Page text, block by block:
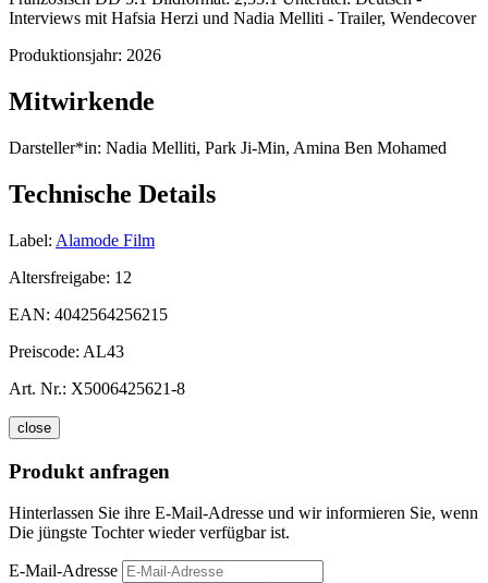
Interviews mit Hafsia Herzi und Nadia Melliti - Trailer, Wendecover
Produktionsjahr: 2026
Mitwirkende
Darsteller*in: Nadia Melliti, Park Ji-Min, Amina Ben Mohamed
Technische Details
Label: Alamode Film
Altersfreigabe: 12
EAN: 4042564256215
Preiscode: AL43
Art. Nr.: X5006425621-8
close
Produkt anfragen
Hinterlassen Sie ihre E-Mail-Adresse und wir informieren Sie, wenn
Die jüngste Tochter wieder verfügbar ist.
E-Mail-Adresse